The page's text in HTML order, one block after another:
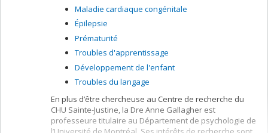
Maladie cardiaque congénitale
Épilepsie
Prématurité
Troubles d'apprentissage
Développement de l'enfant
Troubles du langage
En plus d’être chercheuse au Centre de recherche du
CHU Sainte-Justine, la Dre Anne Gallagher est
professeure titulaire au Département de psychologie de